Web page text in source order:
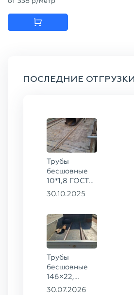
ПОСЛЕДНИЕ ОТГРУЗКИ
Трубы
бесшовные
10*1,8 ГОСТ
8734-75, ст.
30.10.2025
Трубы
бесшовные
146×22,
68×12 ГОСТ
30.07.2026